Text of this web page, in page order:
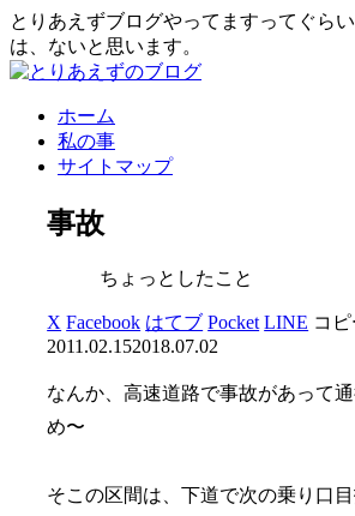
とりあえずブログやってますってぐら
は、ないと思います。
ホーム
私の事
サイトマップ
事故
ちょっとしたこと
X Facebook はてブ Pocket LINE コピ
2011.02.152018.07.02
なんか、高速道路で事故があって
め〜
そこの区間は、下道で次の乗り口